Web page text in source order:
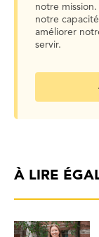
notre
notre
améliorer
servir.
À LIRE